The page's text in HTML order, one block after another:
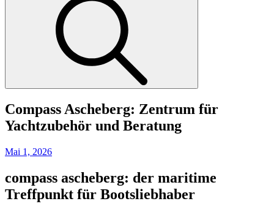
Compass Ascheberg: Zentrum für
Yachtzubehör und Beratung
Posted
Mai 1, 2026
compass ascheberg: der maritime
Treffpunkt für Bootsliebhaber